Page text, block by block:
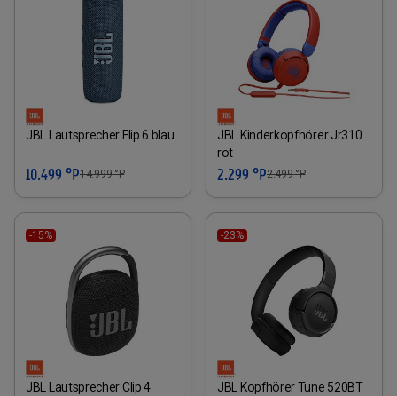
JBL Lautsprecher Flip 6 blau
10.499 °P14.999°P
JBL Kinderkopfhörer Jr310
rot
2.299 °P2.499°P
-15%
JBL Lautsprecher Clip 4
-23%
JBL Kopfhörer Tune 520BT